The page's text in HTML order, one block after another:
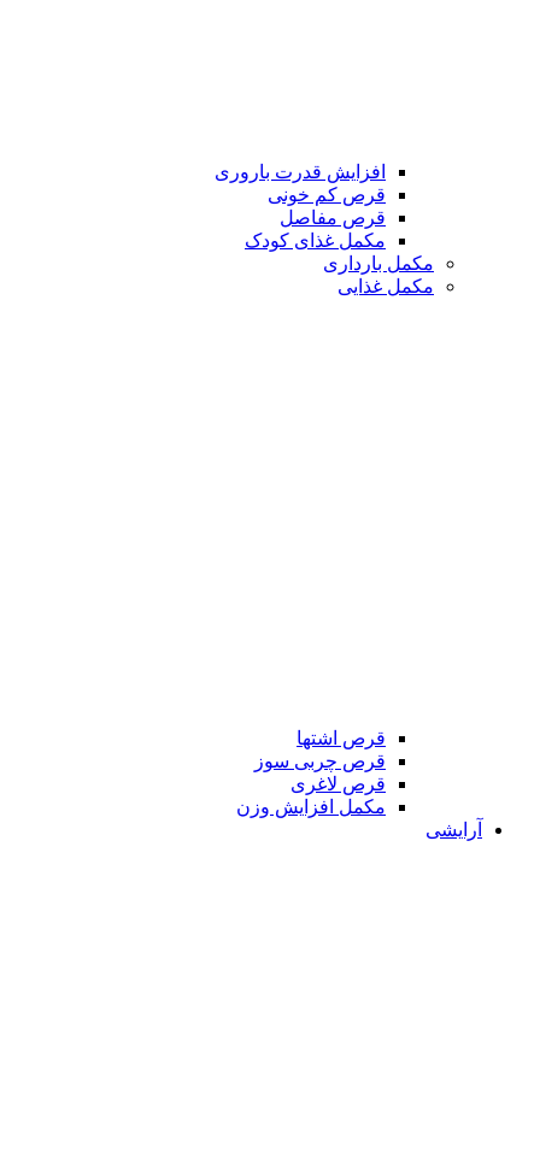
افزایش قدرت باروری
قرص کم خونی
قرص مفاصل
مکمل غذای کودک
مکمل بارداری
مکمل غذایی
قرص اشتها
قرص چربی سوز
قرص لاغری
مکمل افزایش وزن
آرایشی